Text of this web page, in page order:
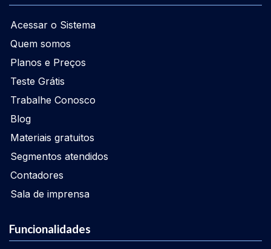
Acessar o Sistema
Quem somos
Planos e Preços
Teste Grátis
Trabalhe Conosco
Blog
Materiais gratuitos
Segmentos atendidos
Contadores
Sala de imprensa
Funcionalidades